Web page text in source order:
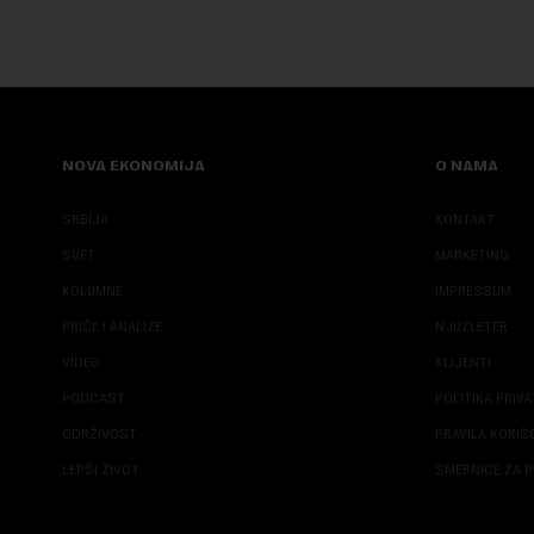
NOVA EKONOMIJA
SRBIJA
SVET
KOLUMNE
PRIČE I ANALIZE
VIDEO
PODCAST
ODRŽIVOST
LEPŠI ŽIVOT
O NAMA
KONTAKT
MARKETING
IMPRESSUM
NJUZLETER
KLIJENTI
POLITIKA
PRAVILA
SMERNICE ZA